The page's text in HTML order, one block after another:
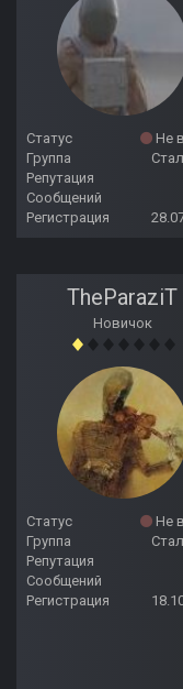
Статус
Не
Группа
Репутация
Сообщений
Регистрация
TheParaziT
Новичок
Статус
Не
Группа
Репутация
Сообщений
Регистрация